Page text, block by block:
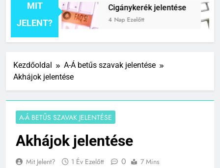
MIT
JELENT?
Cigánykerék jelentése
4 Nap Ezelőtt
Kezdőoldal
A-Á betűs szavak jelentése
Akhájok jelentése
A-Á BETŰS SZAVAK JELENTÉSE
Akhájok jelentése
Mit Jelent? 1 Év Ezelőtt 0 7 Mins